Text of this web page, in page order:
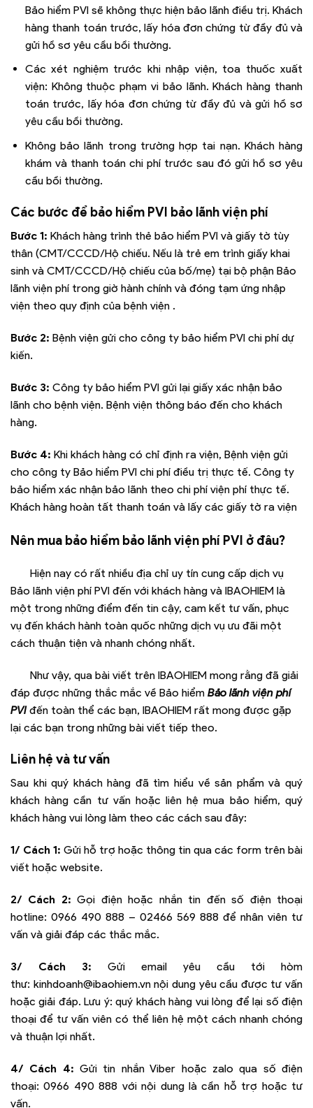
Bảo hiểm PVI sẽ không thực hiện bảo lãnh điều trị. Khách
hàng thanh toán trước, lấy hóa đơn chứng từ đầy đủ và
gửi hồ sơ yêu cầu bồi thường.
Các xét nghiệm trước khi nhập viện, toa thuốc xuất
viện: Không thuộc phạm vi bảo lãnh. Khách hàng thanh
toán trước, lấy hóa đơn chứng từ đầy đủ và gửi hồ sơ
yêu cầu bồi thường.
Không bảo lãnh trong trường hợp tai nạn. Khách hàng
khám và thanh toán chi phí trước sau đó gửi hồ sơ yêu
cầu bồi thường.
Các bước để bảo hiểm PVI bảo lãnh viện phí
Bước 1: Khách hàng trình thẻ bảo hiểm PVI và giấy tờ tùy
thân (CMT/CCCD/Hộ chiếu. Nếu là trẻ em trình giấy khai
sinh và CMT/CCCD/Hộ chiếu của bố/mẹ) tại bộ phận Bảo
lãnh viện phí trong giờ hành chính và đóng tạm ứng nhập
viện theo quy định của bệnh viện .
Bước 2: Bệnh viện gửi cho công ty bảo hiểm PVI chi phí dự
kiến.
Bước 3: Công ty bảo hiểm PVI gửi lại giấy xác nhận bảo
lãnh cho bệnh viện. Bệnh viện thông báo đến cho khách
hàng.
Bước 4: Khi khách hàng có chỉ định ra viện, Bệnh viện gửi
cho công ty Bảo hiểm PVI chi phí điều trị thực tế. Công ty
bảo hiểm xác nhận bảo lãnh theo chi phí viện phí thực tế.
Khách hàng hoàn tất thanh toán và lấy các giấy tờ ra viện
Nên mua bảo hiểm bảo lãnh viện phí PVI ở đâu?
Hiện nay có rất nhiều địa chỉ uy tín cung cấp dịch vụ
Bảo lãnh viện phí PVI đến với khách hàng và IBAOHIEM là
một trong những điểm đến tin cậy, cam kết tư vấn, phục
vụ đến khách hành toàn quốc những dịch vụ ưu đãi một
cách thuận tiện và nhanh chóng nhất.
Như vậy, qua bài viết trên IBAOHIEM mong rằng đã giải
đáp được những thắc mắc về Bảo hiểm Bảo lãnh viện phí
PVIđến toàn thể các bạn, IBAOHIEM rất mong được gặp
lại các bạn trong những bài viết tiếp theo.
Liên hệ và tư vấn
Sau khi quý khách hàng đã tìm hiểu về sản phẩm và quý
khách hàng cần tư vấn hoặc liên hệ mua bảo hiểm, quý
khách hàng vui lòng làm theo các cách sau đây:
1/ Cách 1: Gửi hỗ trợ hoặc thông tin qua các form trên bài
viết hoặc website.
2/ Cách 2: Gọi điện hoặc nhắn tin đến số điện thoại
hotline: 0966 490 888 – 02466 569 888 để nhân viên tư
vấn và giải đáp các thắc mắc.
3/ Cách 3: Gửi email yêu cầu tới hòm
thư: kinhdoanh@ibaohiem.vnnội dung yêu cầu được tư vấn
hoặc giải đáp. Lưu ý: quý khách hàng vui lòng để lại số điện
thoại để tư vấn viên có thể liên hệ một cách nhanh chóng
và thuận lợi nhất.
4/ Cách 4: Gửi tin nhắn Viber hoặc zalo qua số điện
thoại:0966 490 888 với nội dung là cần hỗ trợ hoặc tư
vấn.